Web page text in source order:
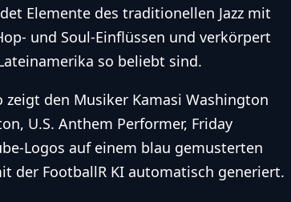
Elemente des traditionellen Jazz mit
und Soul-Einflüssen und verkörpert
so beliebt sind.